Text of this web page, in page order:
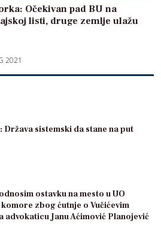
Očekivan pad BU na
listi, druge zemlje ulažu
2021
sistemski da stane na put
ostavku na mesto u UO
zbog ćutnje o Vučićevim
advokaticu Janu Aćimović Planojević